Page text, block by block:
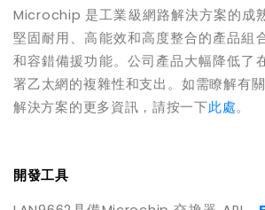
Microchip 是工業級網路解決方案的成
堅固耐用、高能效和高度整合的產品組
和容錯備援功能。公司產品大幅降低了
署乙太網的複雜性和支出。如需瞭解有關
解決方案的更多資訊，請按一下此處。
開發工具